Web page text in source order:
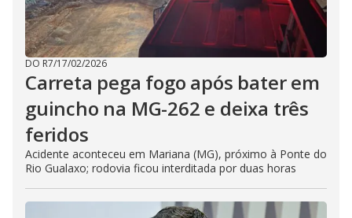
DO R7/17/02/2026
Carreta pega fogo após bater em
guincho na MG-262 e deixa três
feridos
Acidente aconteceu em Mariana (MG), próximo à Ponte do
Rio Gualaxo; rodovia ficou interditada por duas horas